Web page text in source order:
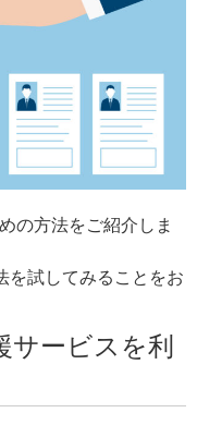
の方法をご紹介しま
を試してみることをお
サービスを利